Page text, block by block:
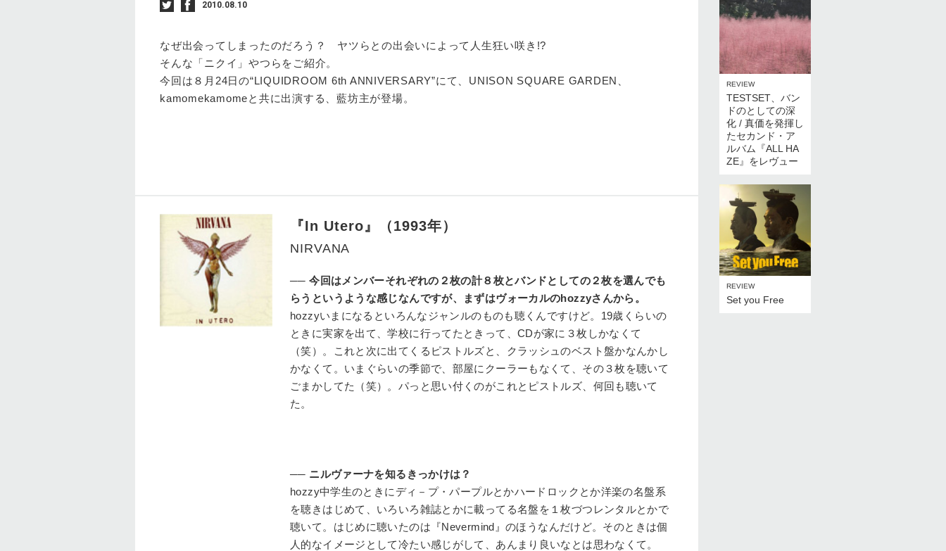
2010.08.10
なぜ出会ってしまったのだろう？ ヤツらとの出会いによって人生狂い咲き!?
そんな「ニクイ」やつらをご紹介。
今回は８月24日の“LIQUIDROOM 6th ANNIVERSARY”にて、UNISON SQUARE GARDEN、
kamomekamomeと共に出演する、藍坊主が登場。
『In Utero』（1993年）
NIRVANA
──今回はメンバーそれぞれの２枚の計８枚とバンドとしての２枚を選んでも
らうというような感じなんですが、まずはヴォーカルのhozzyさんから。
hozzyいまになるといろんなジャンルのものも聴くんですけど。19歳くらいの
ときに実家を出て、学校に行ってたときって、CDが家に３枚しかなくて
（笑）。これと次に出てくるピストルズと、クラッシュのベスト盤かなんかし
かなくて。いまぐらいの季節で、部屋にクーラーもなくて、その３枚を聴いて
ごまかしてた（笑）。パっと思い付くのがこれとピストルズ、何回も聴いて
た。
── ニルヴァーナを知るきっかけは？
hozzy中学生のときにディ－プ・パープルとかハードロックとか洋楽の名盤系
を聴きはじめて、いろいろ雑誌とかに載ってる名盤を１枚づつレンタルとかで
聴いて。はじめに聴いたのは『Nevermind』のほうなんだけど。そのときは個
人的なイメージとして冷たい感じがして、あんまり良いなとは思わなくて。
REVIEW
TESTSET、バン
ドのとしての深
化 / 真価を発揮し
たセカンド・ア
ルバム『ALL HA
ZE』をレヴュー
REVIEW
Set you Free